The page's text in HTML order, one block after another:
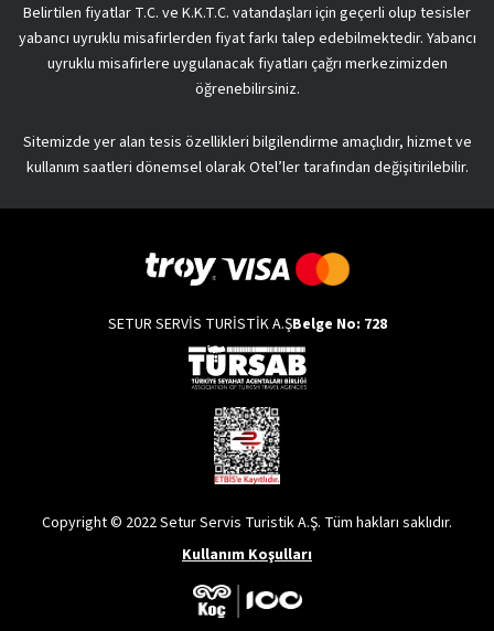
Belirtilen fiyatlar T.C. ve K.K.T.C. vatandaşları için geçerli olup tesisler
yabancı uyruklu misafirlerden fiyat farkı talep edebilmektedir. Yabancı
uyruklu misafirlere uygulanacak fiyatları çağrı merkezimizden
öğrenebilirsiniz.
Sitemizde yer alan tesis özellikleri bilgilendirme amaçlıdır, hizmet ve
kullanım saatleri dönemsel olarak Otel’ler tarafından değişitirilebilir.
SETUR SERVİS TURİSTİK A.ŞBelge No: 728
Copyright © 2022 Setur Servis Turistik A.Ş. Tüm hakları saklıdır.
Kullanım Koşulları